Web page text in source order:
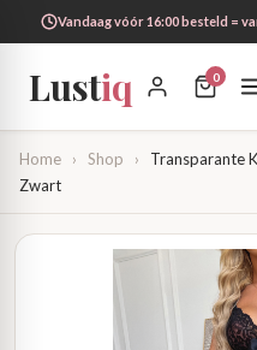
Vandaag vóór 16:00 besteld =
Lustiq 0
Home › Shop ›
Transparante
Zwart